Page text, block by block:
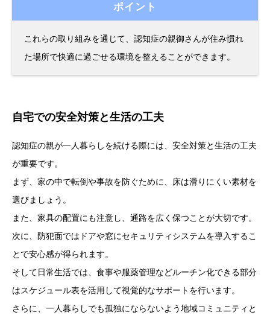
ポイント
これらの取り組みを通じて、認知症の親御さんが住み慣れ
た場所で快適に過ごせる環境を整えることができます。
自宅での安全対策と生活の工夫
認知症の親が一人暮らしを続ける際には、安全対策と生活の工夫
が重要です。
まず、家の中で転倒や事故を防ぐために、床は滑りにくい素材を
選びましょう。
また、家具の配置にも注意し、通路を広く保つことが大切です。
次に、防犯面ではドアや窓にセキュリティシステムを導入するこ
とで安心感が得られます。
そして日常生活では、食事や服薬管理などルーチン化できる部分
はスケジュール表を活用して視覚的なサポートを行います。
さらに、一人暮らしでも孤独にならないよう地域コミュニティと